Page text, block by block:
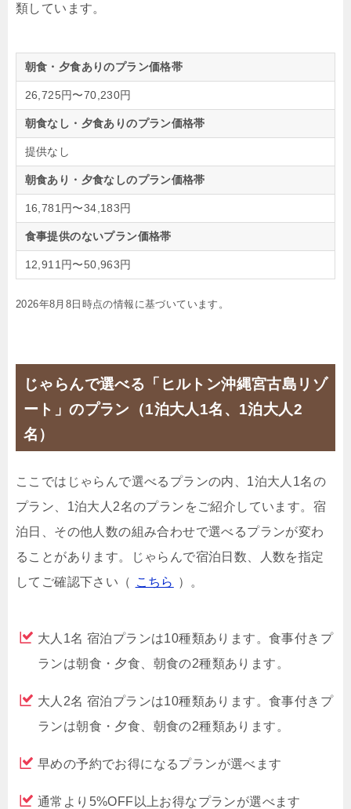
類しています。
朝食・夕食ありのプラン価格帯
26,725円〜70,230円
朝食なし・夕食ありのプラン価格帯
提供なし
朝食あり・夕食なしのプラン価格帯
16,781円〜34,183円
食事提供のないプラン価格帯
12,911円〜50,963円
2026年8月8日時点の情報に基づいています。
じゃらんで選べる「ヒルトン沖縄宮古島リゾ
ート」のプラン（1泊大人1名、1泊大人2
名）
ここではじゃらんで選べるプランの内、1泊大人1名の
プラン、1泊大人2名のプランをご紹介しています。宿
泊日、その他人数の組み合わせで選べるプランが変わ
ることがあります。じゃらんで宿泊日数、人数を指定
してご確認下さい（ こちら ）。
大人1名 宿泊プランは10種類あります。食事付きプ
ランは朝食・夕食、朝食の2種類あります。
大人2名 宿泊プランは10種類あります。食事付きプ
ランは朝食・夕食、朝食の2種類あります。
早めの予約でお得になるプランが選べます
通常より5%OFF以上お得なプランが選べます